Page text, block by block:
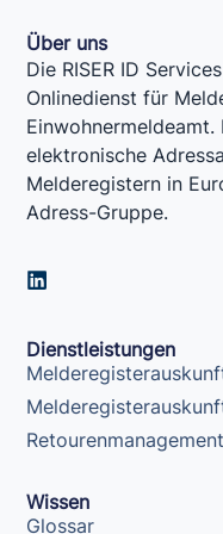
Über uns
Die RISER ID
Onlinedienst für
elektronische
Melderegistern in
Adress-Gruppe.
L
i
e
d
i
n
Dienstleistungen
Retourenmanagement
Wissen
Glossar